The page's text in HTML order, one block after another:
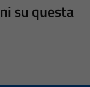
su questa